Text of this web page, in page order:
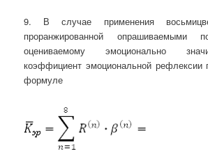
9. В случае применения
проранжированной
оцениваемому эмоционально
коэффициент эмоциональной рефлексии
формуле